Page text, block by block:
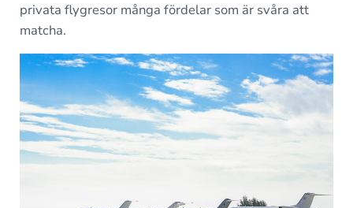
privata flygresor många fördelar som är svåra att
matcha.